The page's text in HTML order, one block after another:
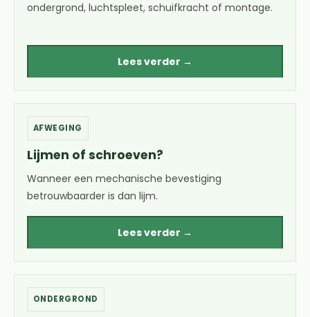
ondergrond, luchtspleet, schuifkracht of montage.
Lees verder →
AFWEGING
Lijmen of schroeven?
Wanneer een mechanische bevestiging
betrouwbaarder is dan lijm.
Lees verder →
ONDERGROND